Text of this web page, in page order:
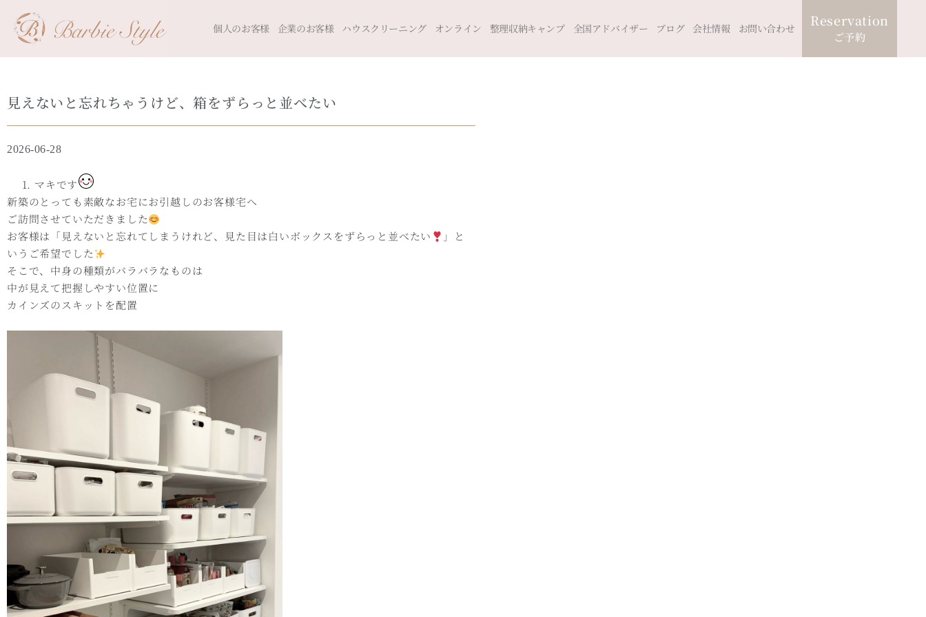
個人のお客様 企業のお客様 ハウスクリーニング オンライン 整理収納キャンプ 全国アドバイザー ブログ 会社情報 お問い合わせ Reservation
ご予約
見えないと忘れちゃうけど、箱をずらっと並べたい
2026-06-28
マキです
新築のとっても素敵なお宅にお引越しのお客様宅へ
ご訪問させていただきました
お客様は「見えないと忘れてしまうけれど、見た目は白いボックスをずらっと並べたい
」と
いうご希望でした
そこで、中身の種類がバラバラなものは
中が見えて把握しやすい位置に
カインズのスキットを配置